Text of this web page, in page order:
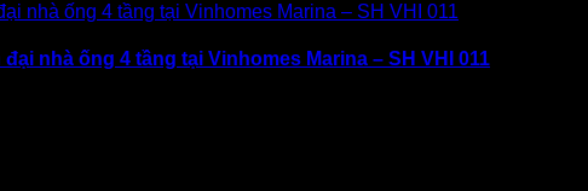
nhà ống 4 tầng tại Vinhomes Marina – SH VHI 011